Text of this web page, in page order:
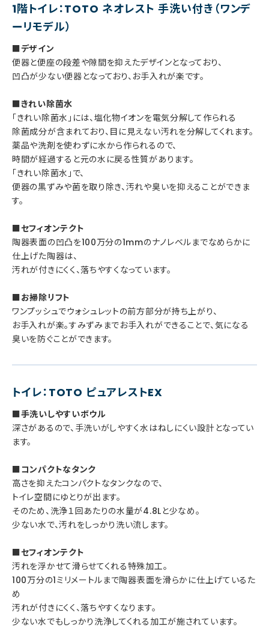
1階トイレ：TOTO ネオレスト 手洗い付き（ワンデ
ーリモデル）
■デザイン
便器と便座の段差や隙間を抑えたデザインとなっており、
凹凸が少ない便器となっており、お手入れが楽です。
■きれい除菌水
「きれい除菌水」には、塩化物イオンを電気分解して作られる
除菌成分が含まれており、目に見えない汚れを分解してくれます。
薬品や洗剤を使わずに水から作られるので、
時間が経過すると元の水に戻る性質があります。
「きれい除菌水」で、
便器の黒ずみや菌を取り除き、汚れや臭いを抑えることができま
す。
■セフィオンテクト
陶器表面の凹凸を100万分の1mmのナノレベルまでなめらかに
仕上げた陶器は、
汚れが付きにくく、落ちやすくなっています。
■お掃除リフト
ワンプッシュでウォシュレットの前方部分が持ち上がり、
お手入れが楽。すみずみまでお手入れができることで、気になる
臭いを防ぐことができます。
トイレ：TOTO ピュアレストEX
■手洗いしやすいボウル
深さがあるので、手洗いがしやすく水はねしにくい設計となってい
ます。
■コンパクトなタンク
高さを抑えたコンパクトなタンクなので、
トイレ空間にゆとりが出ます。
そのため、洗浄１回あたりの水量が4.8Lと少なめ。
少ない水で、汚れをしっかり洗い流します。
■セフィオンテクト
汚れを浮かせて滑らせてくれる特殊加工。
100万分の1ミリメートルまで陶器表面を滑らかに仕上げているた
め
汚れが付きにくく、落ちやすくなります。
少ない水でもしっかり洗浄してくれる加工が施されています。